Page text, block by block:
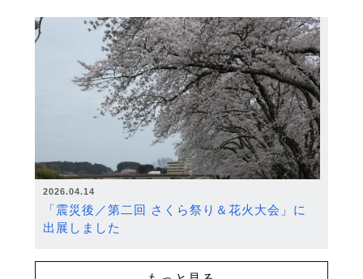
2026.04.14
「震災後／第二回 さくら祭り＆花火大会」に
出展しました